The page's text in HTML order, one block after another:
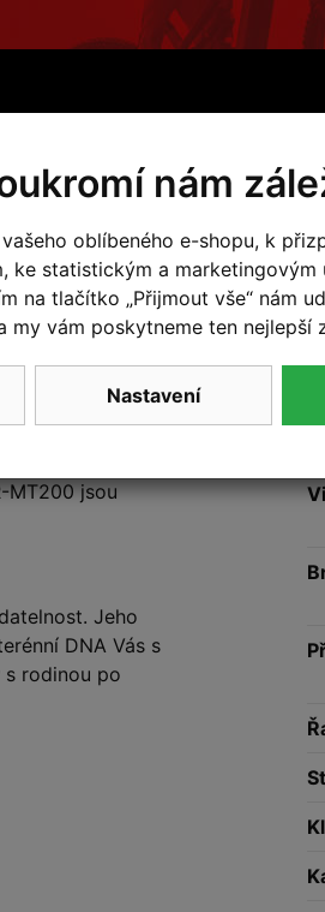
využití.
CUBE AIM jsou
MT200 jsou
Jeho
DNA Vás s
s rodinou po
nám
oblíbeného e-shopu, k
ke statistickým a marketingovým
na tlačítko „Přijmout vše“ nám
my vám poskytneme ten nejlepší
Nastavení